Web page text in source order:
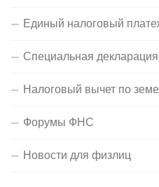
Единый налоговый
Специальная декларация
Налоговый вычет по
Форумы ФНС
Новости для физлиц